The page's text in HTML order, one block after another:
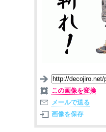
この画像を変換
メールで送る
画像を保存